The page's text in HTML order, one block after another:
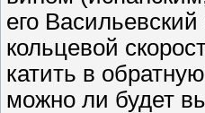
его
кольцевой
катить в
можно ли будет